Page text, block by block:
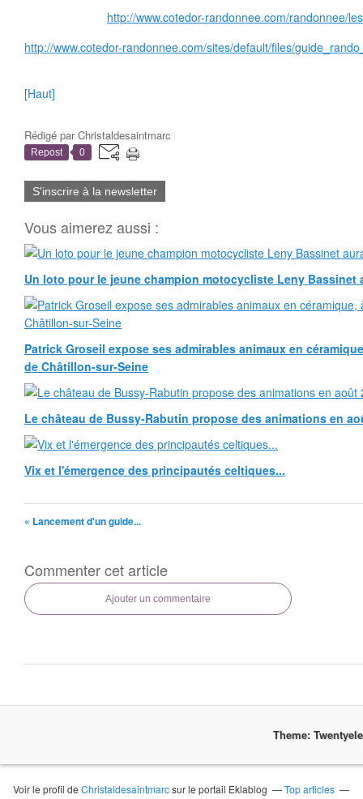
http://www.cotedor-randonnee.com/randonnee/
http://www.cotedor-randonnee.com/sites/default/files/
[Haut]
Rédigé parChristaldesaintmarc
Repost 0
S'inscrire à la newsletter
Vous aimerez aussi :
Un loto pour le jeune champion motocycliste Leny Bassinet
Patrick Groseil expose ses admirables animaux en
de Châtillon-sur-Seine
Le château de Bussy-Rabutin propose des animations en
Vix et l'émergence des principautés celtiques...
« Lancement d'un guide...
Commenter cet article
Ajouter un commentaire
Theme:
Voir le profil deChristaldesaintmarcsur le portail Eklablog
Top articles